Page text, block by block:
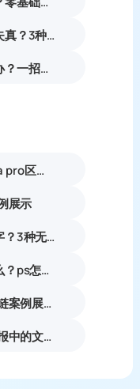
PS怎么无损放大图片不失真？3种零锯齿高清放大实操教程
PS放大图片后模糊怎么办？一招提升图片清晰度
Banana基础版和Banana pro区别对比丨具体案例应用+使用教程
展示
PS怎么修改图片上的文字？3种无痕改字方法，新手也能搞定
PS放大缩小快捷键是什么？ps怎么把图片拉大拉小？
AI高级溶图 | 模特佩戴项链案例展示
AI高级修图 | 一键修改海报中的文字